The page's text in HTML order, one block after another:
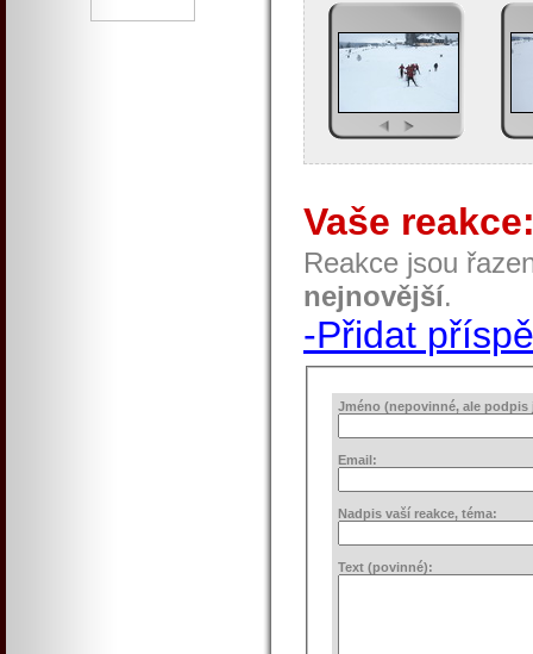
Vaše
Reakce jsou
nejnovější.
-Přidat
Jméno (nepovinné, ale podpis
Email:
Nadpis vaší reakce, téma:
Text (povinné):